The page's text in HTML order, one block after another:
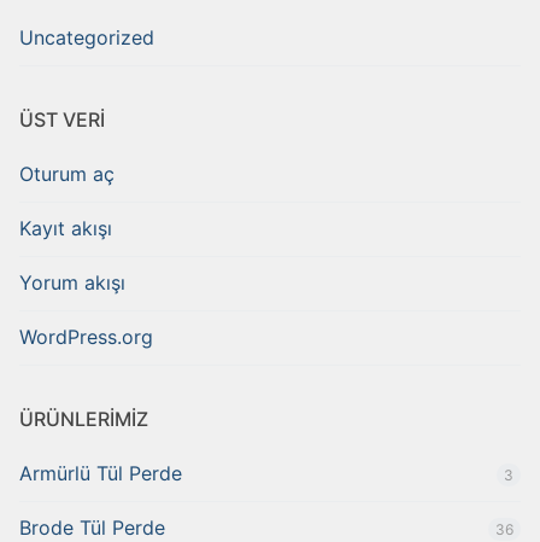
Uncategorized
ÜST VERI
Oturum aç
Kayıt akışı
Yorum akışı
WordPress.org
ÜRÜNLERİMİZ
Armürlü Tül Perde 3
Brode Tül Perde 36